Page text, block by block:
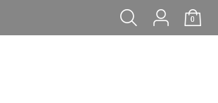
0
MEN KIDS
BABY